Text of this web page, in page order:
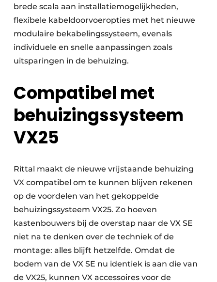
brede scala aan installatiemogelijkheden,
flexibele kabeldoorvoeropties met het nieuwe
modulaire bekabelingssysteem, evenals
individuele en snelle aanpassingen zoals
uitsparingen in de behuizing.
Compatibel met
behuizingssysteem
VX25
Rittal maakt de nieuwe vrijstaande behuizing
VX compatibel om te kunnen blijven rekenen
op de voordelen van het gekoppelde
behuizingssysteem VX25. Zo hoeven
kastenbouwers bij de overstap naar de VX SE
niet na te denken over de techniek of de
montage: alles blijft hetzelfde. Omdat de
bodem van de VX SE nu identiek is aan die van
de VX25, kunnen VX accessoires voor de